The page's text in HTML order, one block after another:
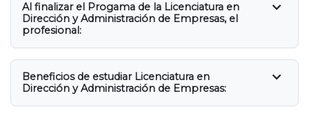
Al finalizar el Progama de la Licenciatura en
Dirección y Administración de Empresas, el
profesional:
Beneficios de estudiar Licenciatura en
Dirección y Administración de Empresas: